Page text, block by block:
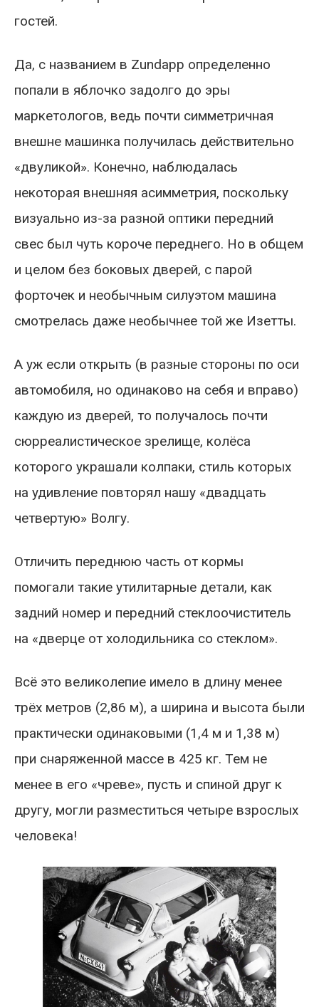
гостей.
Да, с названием в Zundapp определенно
попали в яблочко задолго до эры
маркетологов, ведь почти симметричная
внешне машинка получилась действительно
«двуликой». Конечно, наблюдалась
некоторая внешняя асимметрия, поскольку
визуально из-за разной оптики передний
свес был чуть короче переднего. Но в общем
и целом без боковых дверей, с парой
форточек и необычным силуэтом машина
смотрелась даже необычнее той же Изетты.
А уж если открыть (в разные стороны по оси
автомобиля, но одинаково на себя и вправо)
каждую из дверей, то получалось почти
сюрреалистическое зрелище, колёса
которого украшали колпаки, стиль которых
на удивление повторял нашу «двадцать
четвертую» Волгу.
Отличить переднюю часть от кормы
помогали такие утилитарные детали, как
задний номер и передний стеклоочиститель
на «дверце от холодильника со стеклом».
Всё это великолепие имело в длину менее
трёх метров (2,86 м), а ширина и высота были
практически одинаковыми (1,4 м и 1,38 м)
при снаряженной массе в 425 кг. Тем не
менее в его «чреве», пусть и спиной друг к
другу, могли разместиться четыре взрослых
человека!